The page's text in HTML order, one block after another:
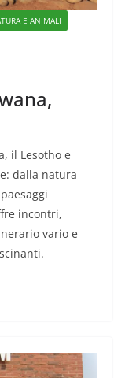
E ANIMALI
il Lesotho e
dalla natura
incontri,
vario e